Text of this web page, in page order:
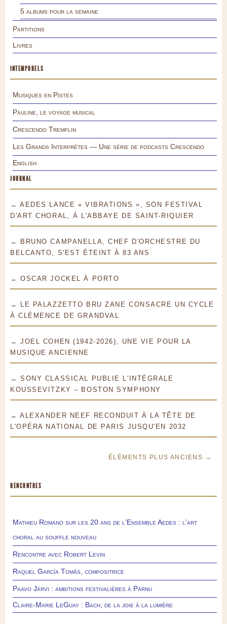
5 albums pour la semaine
Partitions
Livres
INTEMPORELS
Musiques en Pistes
Pauline, le voyage musical
Crescendo Tremplin
Les Grands Interprètes — Une série de podcasts Crescendo
English
JOURNAL
→ AEDES LANCE « VIBRATIONS », SON FESTIVAL
D'ART CHORAL, À L'ABBAYE DE SAINT-RIQUIER
→ BRUNO CAMPANELLA, CHEF D'ORCHESTRE DU
BELCANTO, S'EST ÉTEINT À 83 ANS
→ OSCAR JOCKEL À PORTO
→ LE PALAZZETTO BRU ZANE CONSACRE UN CYCLE
À CLÉMENCE DE GRANDVAL
→ JOEL COHEN (1942-2026), UNE VIE POUR LA
MUSIQUE ANCIENNE
→ SONY CLASSICAL PUBLIE L'INTÉGRALE
KOUSSEVITZKY – BOSTON SYMPHONY
→ ALEXANDER NEEF RECONDUIT À LA TÊTE DE
L'OPÉRA NATIONAL DE PARIS JUSQU'EN 2032
ÉLÉMENTS PLUS ANCIENS →
RENCONTRES
Mathieu Romano sur les 20 ans de l’Ensemble Aedes : l’art
choral au souffle nouveau
Rencontre avec Robert Levin
Raquel García Tomás, compositrice
Paavo Järvi : ambitions festivalières à Pärnu
Claire-Marie LeGuay : Bach, de la joie à la lumière